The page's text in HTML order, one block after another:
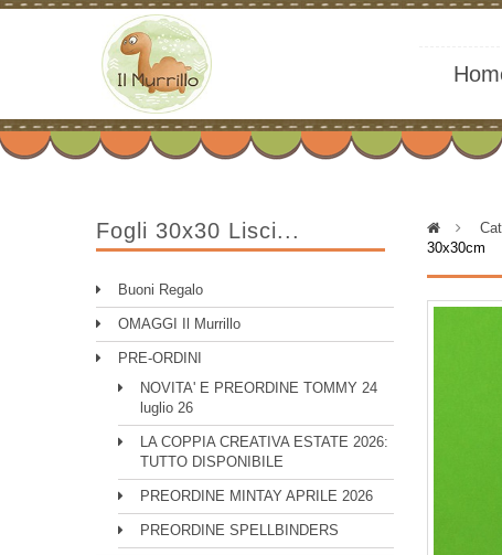
Fogli 30x30 Lisci...
Buoni Regalo
OMAGGI Il Murrillo
PRE-ORDINI
NOVITA' E PREORDINE TOMMY 24
luglio 26
LA COPPIA CREATIVA ESTATE 2026:
TUTTO DISPONIBILE
PREORDINE MINTAY APRILE 2026
PREORDINE SPELLBINDERS
>
30x30cm